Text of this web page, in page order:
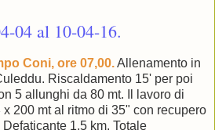
04 al 10-04-16.
Coni, ore 07,00.Allenamento in
Riscaldamento 15' per poi
5 allunghi da 80 mt. Il lavoro di
200 mt al ritmo di 35" con recupero
1,5 km. Totale